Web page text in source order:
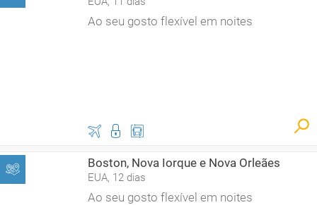
Ao seu gosto flexível em noites
Boston, Nova Iorque e Nova Orleães
EUA, 12 dias
Ao seu gosto flexível em noites